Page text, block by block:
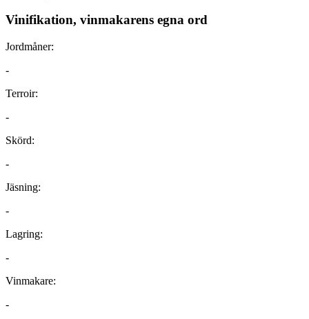
Vinifikation, vinmakarens egna ord
Jordmåner:
-
Terroir:
-
Skörd:
-
Jäsning:
-
Lagring:
-
Vinmakare:
-